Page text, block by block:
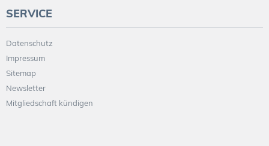
SERVICE
Datenschutz
Impressum
Sitemap
Newsletter
Mitgliedschaft kündigen